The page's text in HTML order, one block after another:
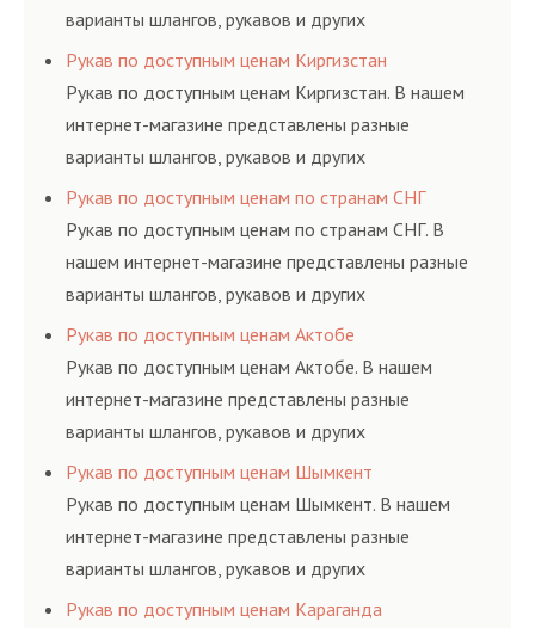
варианты шлангов, рукавов и других
резинотехнических изделий, соответствующих
ГОСТам, техническим условиям и нормативам.
Рукав по доступным ценам Киргизстан
Рукав по доступным ценам Киргизстан. В нашем
интернет-магазине представлены разные
варианты шлангов, рукавов и других
резинотехнических изделий, соответствующих
ГОСТам, техническим условиям и нормативам.
Рукав по доступным ценам по странам СНГ
Рукав по доступным ценам по странам СНГ. В
нашем интернет-магазине представлены разные
варианты шлангов, рукавов и других
резинотехнических изделий, соответствующих
ГОСТам, техническим условиям и нормативам.
Рукав по доступным ценам Актобе
Рукав по доступным ценам Актобе. В нашем
интернет-магазине представлены разные
варианты шлангов, рукавов и других
резинотехнических изделий, соответствующих
ГОСТам, техническим условиям и нормативам.
Рукав по доступным ценам Шымкент
Рукав по доступным ценам Шымкент. В нашем
интернет-магазине представлены разные
варианты шлангов, рукавов и других
резинотехнических изделий, соответствующих
Рукав по доступным ценам Караганда